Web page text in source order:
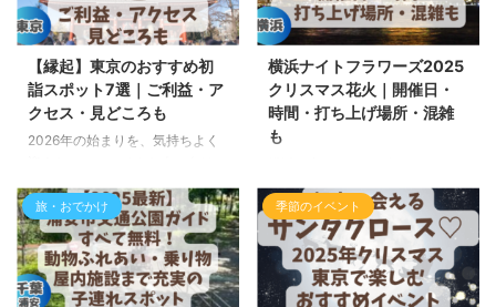
クしているイベントですが、事前
に情報を知っているかどうかで、
当日の快適さがまったく違いま
す。 この記事では、 ・混雑しや
すい場所・比較的見やすい穴場ス
ポット・アクセス方法・当日の移
動や注意点 を、初めて観戦する
催情報 新春の風物詩として親し
まれている箱根駅伝。第1 ...
に包まれるようなスケールで、大
人も子どもも思わず足を止めてし
まう美しさです。 特に2025〜
2026年シーズンは、光のトンネ
ル「華回廊」や水上に映りこむイ
ルミネーションが圧巻で、デート
にも家族のおでかけにもぴった
瞬間は、息をのむほどロマンチッ
クで、写真好きさんにも最高のロ
ケーションです。 この記事で
は、開催期間・料金・混雑状況・
ア ...
【縁起】東京のおすすめ初
詣スポット7選｜ご利益・ア
クセス・見どころも
2026年の始まりを、気持ちよく
て、東京で縁起がいいと人気の初
詣スポット7か所をまとめまし
た。 勝負運、出世運、恋愛運、
下町情緒まで、東京には魅力あふ
れる寺社がたくさん。見どころと
おすすめポイントを紹介します。
横浜ナイトフラワーズ2025
クリスマス花火｜開催日・
時間・打ち上げ場所・混雑
も
スイブに、「横浜ナイトフラワー
ズ2025」の花火が夜空に咲きま
す。赤レンガ倉庫のクリスマスマ
ーケットや、光の演出「ヨルノ
ヨ」と同じ日に楽しめる特別な
夜。 この記事では、開催日・時
旅・おでかけ 季節のイベント